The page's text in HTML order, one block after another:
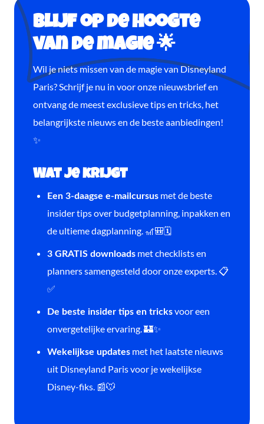
Blijf op de hoogte
van de magie 🌟
Wil je niets missen van de magie van Disneyland
Paris? Schrijf je nu in voor onze nieuwsbrief en
ontvang de meest exclusieve tips en tricks, het
belangrijkste nieuws en de beste aanbiedingen!
✨
Wat je krijgt
Een 3-daagse e-mailcursus met de beste
insider tips over budgetplanning, inpakken en
de ultieme dagplanning. 🎢🎒🗓️
3 GRATIS downloads met checklists en
planners samengesteld door onze experts. 📋
✅
De beste insider tips en tricksvoor een
onvergetelijke ervaring. 🏰✨
Wekelijkse updates met het laatste nieuws
uit Disneyland Paris voor je wekelijkse
Disney-fiks. 📰🐭